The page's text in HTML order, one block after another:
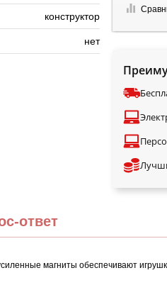
конструктор
нет
ответ
магниты обеспечивают